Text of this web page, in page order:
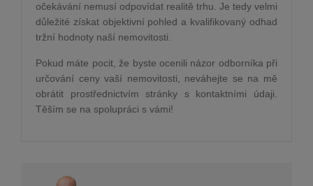
očekávání nemusí odpovídat realitě trhu. Je tedy velmi
důležité získat objektivní pohled a kvalifikovaný odhad
tržní hodnoty naší nemovitosti.
Pokud máte pocit, že byste ocenili názor odborníka při
určování ceny vaší nemovitosti, neváhejte se na mě
obrátit prostřednictvím stránky s kontaktními údaji.
Těším se na spolupráci s vámi!